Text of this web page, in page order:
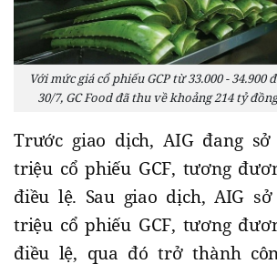
Với mức giá cổ phiếu GCP từ 33.000 - 34.900
30/7, GC Food đã thu về khoảng 214 tỷ
Trước giao dịch, AIG đang
triệu cổ phiếu GCF, tương
điều lệ. Sau giao dịch, AIG
triệu cổ phiếu GCF, tương
điều lệ, qua đó trở thành